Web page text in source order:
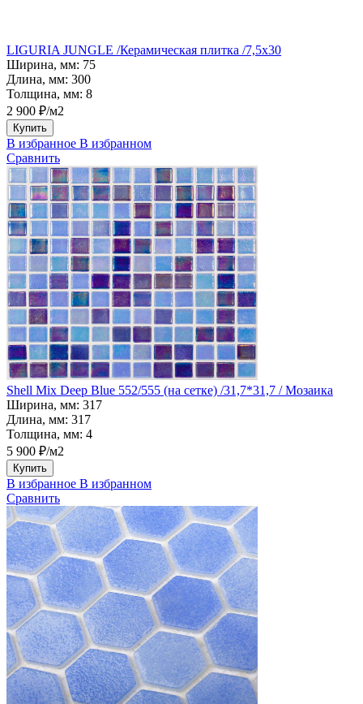
LIGURIA JUNGLE /Керамическая плитка /7,5x30
Ширина, мм: 75
Длина, мм: 300
Толщина, мм: 8
2 900 ₽/м2
Купить
В избранное В избранном
Сравнить
Shell Mix Deep Blue 552/555 (на сетке) /31,7*31,7 / Мозаика
Ширина, мм: 317
Длина, мм: 317
Толщина, мм: 4
5 900 ₽/м2
Купить
В избранное В избранном
Сравнить